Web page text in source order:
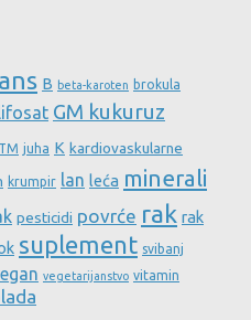
B beta-karoten brokula
GM kukuruz
ITM juha K kardiovaskularne
krumpir lan leća minerali
pesticidi povrće rak rak
suplement svibanj
vegetarijanstvo vitamin